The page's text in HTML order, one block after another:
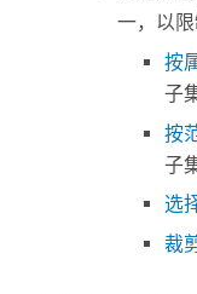
一，以限
按
子
按
子
选
裁